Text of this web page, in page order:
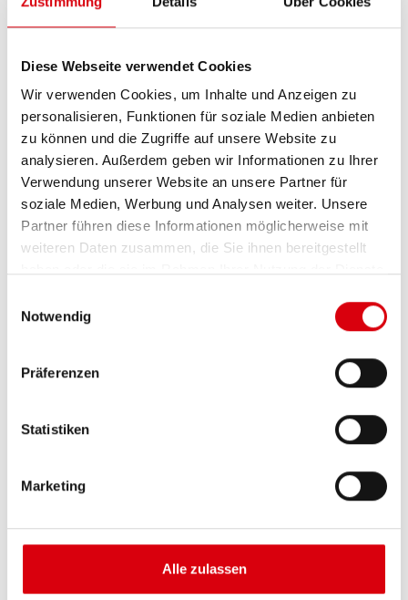
Diese Webseite verwendet Cookies
Wir verwenden Cookies, um Inhalte und Anzeigen zu
personalisieren, Funktionen für soziale Medien anbieten
zu können und die Zugriffe auf unsere Website zu
analysieren. Außerdem geben wir Informationen zu Ihrer
Verwendung unserer Website an unsere Partner für
soziale Medien, Werbung und Analysen weiter. Unsere
Partner führen diese Informationen möglicherweise mit
weiteren Daten zusammen, die Sie ihnen bereitgestellt
Notwendig
Präferenzen
Statistiken
Marketing
Alle zulassen
Zetti bambina Zartbitter